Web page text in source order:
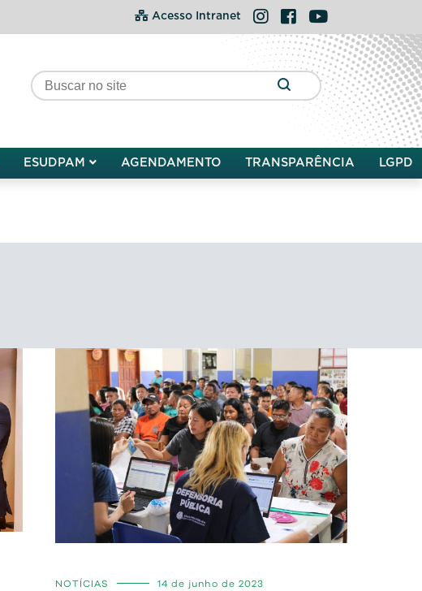
Acesso Intranet Instagram
FacebookYouTube
ESUDPAM AGENDAMENTO TRANSPARÊNCIA LGPD
NOTÍCIAS 14 de junho de 2023